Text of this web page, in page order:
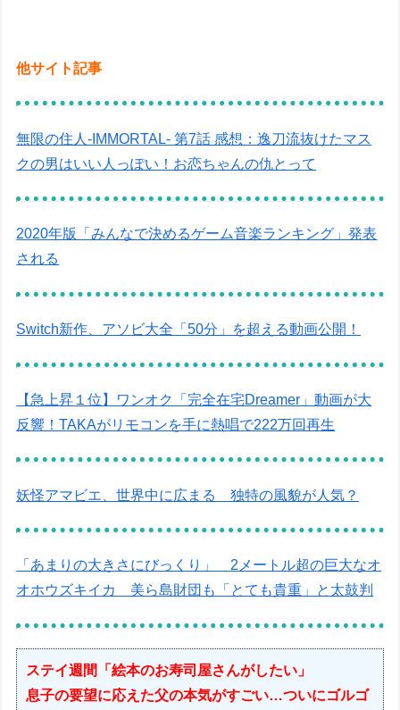
他サイト記事
無限の住人-IMMORTAL- 第7話 感想：逸刀流抜けたマス
クの男はいい人っぽい！お恋ちゃんの仇とって
2020年版「みんなで決めるゲーム音楽ランキング」発表
される
Switch新作、アソビ大全「50分」を超える動画公開！
【急上昇１位】ワンオク「完全在宅Dreamer」動画が大
反響！TAKAがリモコンを手に熱唱で222万回再生
妖怪アマビエ、世界中に広まる 独特の風貌が人気？
「あまりの大きさにびっくり」 2メートル超の巨大なオ
オホウズキイカ 美ら島財団も「とても貴重」と太鼓判
ステイ週間「絵本のお寿司屋さんがしたい」
息子の要望に応えた父の本気がすごい…ついにゴルゴ